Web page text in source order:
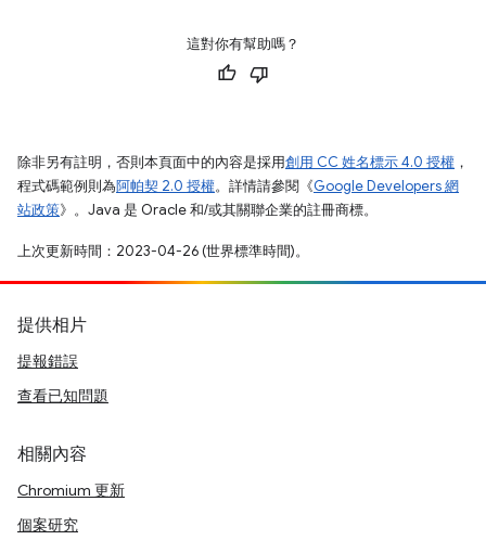
這對你有幫助嗎？
除非另有註明，否則本頁面中的內容是採用創用 CC 姓名標示 4.0 授權 ，
程式碼範例則為阿帕契 2.0 授權。詳情請參閱《Google Developers 網
站政策》。Java 是 Oracle 和/或其關聯企業的註冊商標。
上次更新時間：2023-04-26 (世界標準時間)。
提供相片
提報錯誤
查看已知問題
相關內容
Chromium 更新
個案研究